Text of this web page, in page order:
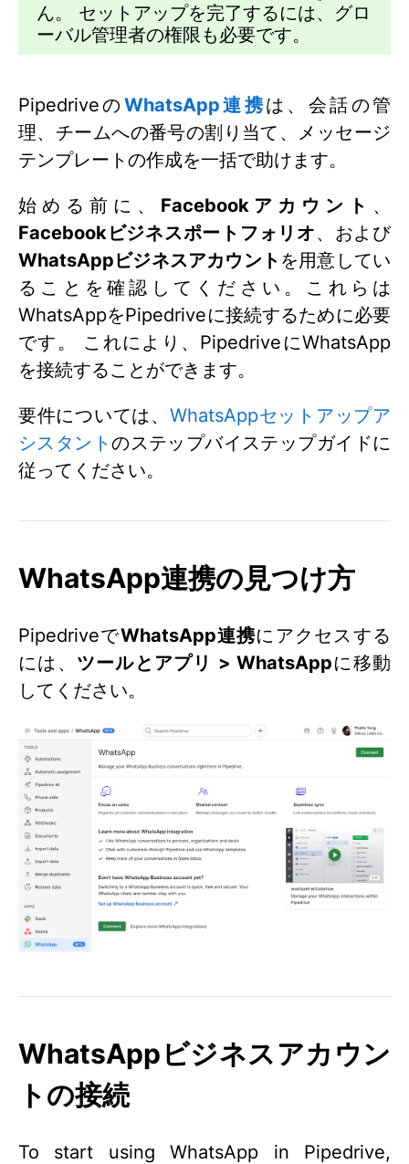
ん。 セットアップを完了するには、グロ
ーバル管理者の権限も必要です。
Pipedriveの WhatsApp連携は、会話の管
理、チームへの番号の割り当て、メッセージ
テンプレートの作成を一括で助けます。
始める前に、 Facebookアカウント 、
Facebookビジネスポートフォリオ、および
WhatsAppビジネスアカウント を用意してい
ることを確認してください。これらは
WhatsAppをPipedriveに接続するために必要
です。 これにより、PipedriveにWhatsApp
を接続することができます。
要件については、 WhatsAppセットアップア
シスタントのステップバイステップガイドに
従ってください。
WhatsApp連携の見つけ方
PipedriveでWhatsApp連携にアクセスする
には、 ツールとアプリ > WhatsAppに移動
してください。
WhatsAppビジネスアカウン
トの接続
To start using WhatsApp in Pipedrive,